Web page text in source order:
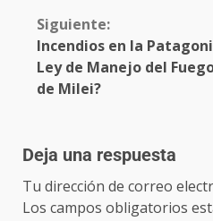
Siguiente:
Incendios en la
Ley de Manejo del
de Milei?
Deja una respuesta
Tu dirección de correo
Los campos obligatorios